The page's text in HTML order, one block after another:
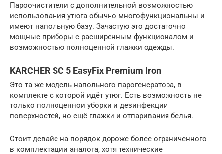
Пароочистители с дополнительной возможностью
использования утюга обычно многофункциональны и
имеют напольную базу. Зачастую это достаточно
мощные приборы с расширенным функционалом и
возможностью полноценной глажки одежды.
KARCHER SC 5 EasyFix Premium Iron
Это та же модель напольного парогенератора, в
комплекте с которой идёт утюг. Есть возможность не
только полноценной уборки и дезинфекции
поверхностей, но ещё глажки и отпаривания белья.
Стоит девайс на порядок дороже более ограниченного
в комплектации аналога, хотя технические